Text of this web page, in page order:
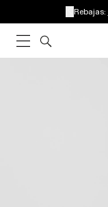
Rebajas: